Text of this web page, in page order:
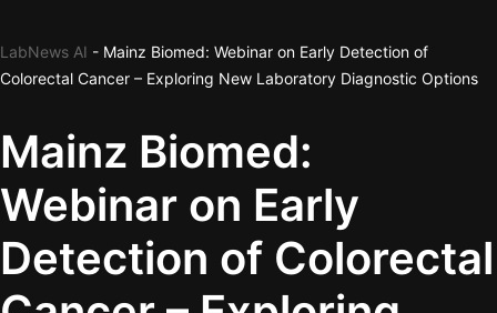
LabNews AI - Mainz Biomed: Webinar on Early Detection of
Colorectal Cancer – Exploring New Laboratory Diagnostic Options
Mainz Biomed:
Webinar on Early
Detection of Colorectal